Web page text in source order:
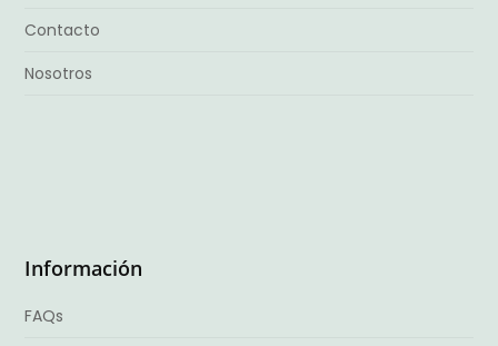
Contacto
Nosotros
Información
FAQs